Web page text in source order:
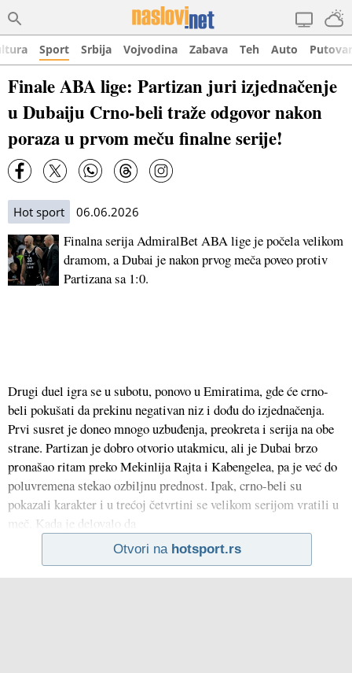
Sport Srbija Vojvodina Zabava Teh Auto
Finale ABA lige: Partizan juri izjednačenje
u Dubaiju Crno-beli traže odgovor nakon
poraza u prvom meču finalne serije!
Hot sport 06.06.2026
Finalna serija AdmiralBet ABA lige je počela velikom
dramom, a Dubai je nakon prvog meča poveo protiv
Partizana sa 1:0.
Drugi duel igra se u subotu, ponovo u Emiratima, gde će crno-
beli pokušati da prekinu negativan niz i dođu do izjednačenja.
Prvi susret je doneo mnogo uzbuđenja, preokreta i serija na obe
strane. Partizan je dobro otvorio utakmicu, ali je Dubai brzo
pronašao ritam preko Mekinlija Rajta i Kabengelea, pa je već do
poluvremena stekao ozbiljnu prednost. Ipak, crno-beli su
pokazali karakter i u trećoj četvrtini se velikom serijom vratili u
meč. Kada je delovalo da
Otvori na hotsport.rs